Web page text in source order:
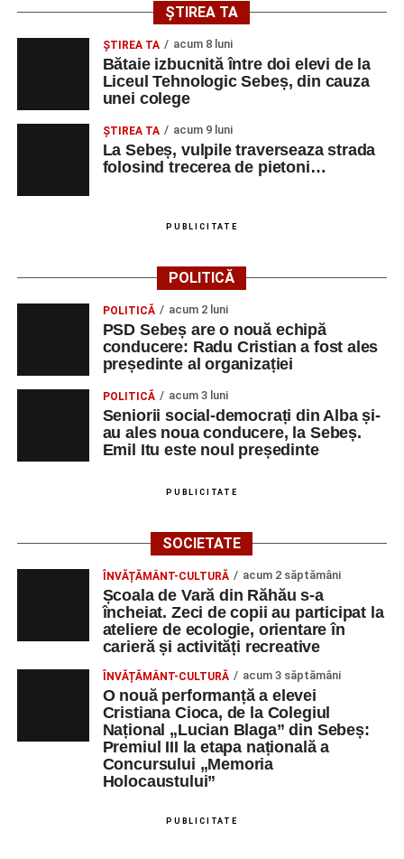
ȘTIREA TA
ŞTIREA TA acum 8 luni
Bătaie izbucnită între doi elevi de la
Liceul Tehnologic Sebeș, din cauza
unei colege
ŞTIREA TA acum 9 luni
La Sebeș, vulpile traverseaza strada
folosind trecerea de pietoni…
PUBLICITATE
POLITICĂ
POLITICĂ acum 2 luni
PSD Sebeș are o nouă echipă
conducere: Radu Cristian a fost ales
președinte al organizației
POLITICĂ acum 3 luni
Seniorii social-democrați din Alba și-
au ales noua conducere, la Sebeș.
Emil Itu este noul președinte
PUBLICITATE
SOCIETATE
ÎNVĂȚĂMÂNT-CULTURĂ acum 2 săptămâni
Școala de Vară din Răhău s-a
încheiat. Zeci de copii au participat la
ateliere de ecologie, orientare în
carieră și activități recreative
ÎNVĂȚĂMÂNT-CULTURĂ acum 3 săptămâni
O nouă performanță a elevei
Cristiana Cioca, de la Colegiul
Național „Lucian Blaga” din Sebeș:
Premiul III la etapa națională a
Concursului „Memoria
Holocaustului”
PUBLICITATE